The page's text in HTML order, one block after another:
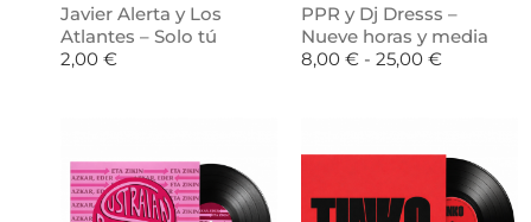
Javier Alerta y Los
Atlantes – Solo tú
2,00 €
PPR y Dj Dresss –
Nueve horas y media
8,00 € - 25,00 €